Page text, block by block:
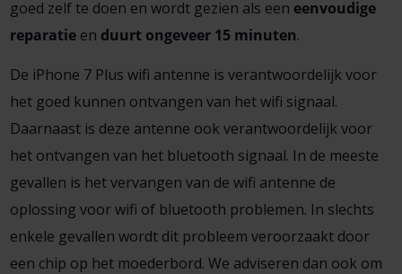
goed zelf te doen en wordt gezien als een eenvoudige
reparatieen duurt ongeveer 15 minuten.
De iPhone 7 Plus wifi antenne is verantwoordelijk voor
het goed kunnen ontvangen van het wifi signaal.
Daarnaast is deze antenne ook verantwoordelijk voor
het ontvangen van het bluetooth signaal. In de meeste
gevallen is het vervangen van de wifi antenne de
oplossing voor wifi of bluetooth problemen. In slechts
enkele gevallen wordt dit probleem veroorzaakt door
een chip op het moederbord. We adviseren dan ook om